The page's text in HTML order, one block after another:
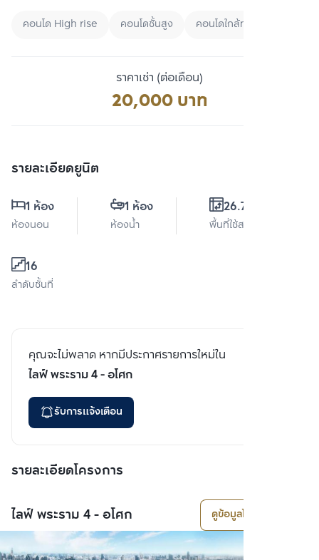
คอนโด High rise คอนโดชั้นสูง คอนโดใกล้ทางด่วน
ราคาเช่า (ต่อเดือน)
20,000 บาท
รายละเอียดยูนิต
1 ห้อง
ห้องนอน
1 ห้อง
ห้องน้ำ
26.72 ตร.ม.
พื้นที่ใช้สอย
16
ลำดับชั้นที่
คุณจะไม่พลาด หากมีประกาศรายการใหม่ใน
ไลฟ์ พระราม 4 - อโศก
รับการแจ้งเตือน
รายละเอียดโครงการ
ไลฟ์ พระราม 4 - อโศก ดูข้อมูลโครงการ